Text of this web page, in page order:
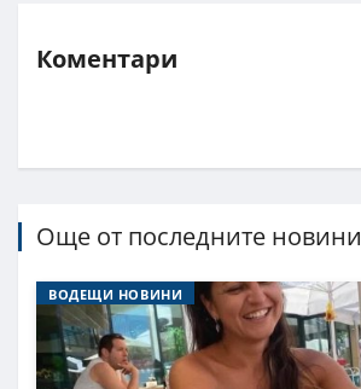
Коментари
Още от последните новини
ВОДЕЩИ НОВИНИ